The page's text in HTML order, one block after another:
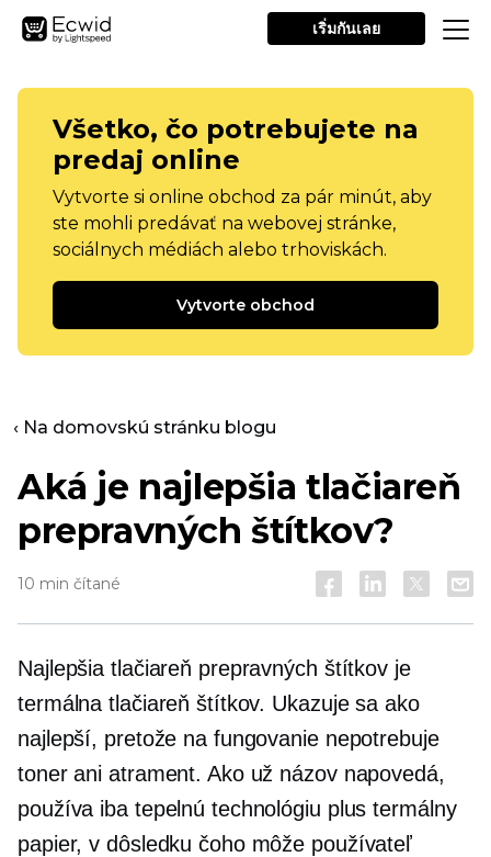
เริ่มกันเลย
Všetko, čo potrebujete na
predaj online
Vytvorte si online obchod za pár minút, aby
ste mohli predávať na webovej stránke,
sociálnych médiách alebo trhoviskách.
Vytvorte obchod
‹ Na domovskú stránku blogu
Aká je najlepšia tlačiareň
prepravných štítkov?
10 min čítané
Najlepšia tlačiareň prepravných štítkov je
termálna tlačiareň štítkov. Ukazuje sa ako
najlepší, pretože na fungovanie nepotrebuje
toner ani atrament. Ako už názov napovedá,
používa iba tepelnú technológiu plus termálny
papier, v dôsledku čoho môže používateľ